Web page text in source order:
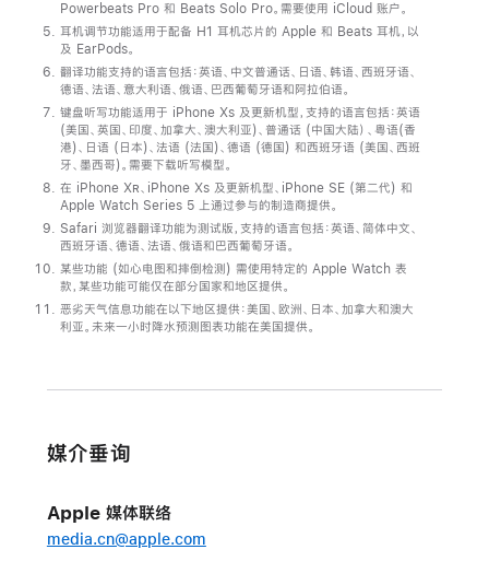
Powerbeats Pro 和 Beats Solo Pro。需要使用 iCloud 账户。
耳机调节功能适用于配备 H1 耳机芯片的 Apple 和 Beats 耳机，以
及 EarPods。
翻译功能支持的语言包括：英语、中文普通话、日语、韩语、西班牙语、
德语、法语、意大利语、俄语、巴西葡萄牙语和阿拉伯语。
键盘听写功能适用于 iPhone Xs 及更新机型，支持的语言包括：英语
(美国、英国、印度、加拿大、澳大利亚)、普通话 (中国大陆）、粤语(香
港)、日语 (日本)、法语 (法国)、德语 (德国) 和西班牙语 (美国、西班
牙、墨西哥)。需要下载听写模型。
在 iPhone XR、iPhone Xs 及更新机型、iPhone SE (第二代) 和
Apple Watch Series 5 上通过参与的制造商提供。
Safari 浏览器翻译功能为测试版，支持的语言包括：英语、简体中文、
西班牙语、德语、法语、俄语和巴西葡萄牙语。
某些功能 (如心电图和摔倒检测) 需使用特定的 Apple Watch 表
款，某些功能可能仅在部分国家和地区提供。
恶劣天气信息功能在以下地区提供：美国、欧洲、日本、加拿大和澳大
利亚。未来一小时降水预测图表功能在美国提供。
媒介垂询
Apple 媒体联络
media.cn@apple.com